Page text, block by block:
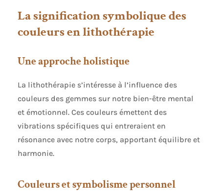
La signification symbolique des
couleurs en lithothérapie
Une approche holistique
La lithothérapie s’intéresse à l’influence des
couleurs des gemmes sur notre bien-être mental
et émotionnel. Ces couleurs émettent des
vibrations spécifiques qui entreraient en
résonance avec notre corps, apportant équilibre et
harmonie.
Couleurs et symbolisme personnel